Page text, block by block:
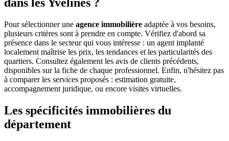
dans les Yvelines ?
Pour sélectionner une agence immobilière adaptée à vos besoins,
plusieurs critères sont à prendre en compte. Vérifiez d'abord sa
présence dans le secteur qui vous intéresse : un agent implanté
localement maîtrise les prix, les tendances et les particularités des
quartiers. Consultez également les avis de clients précédents,
disponibles sur la fiche de chaque professionnel. Enfin, n'hésitez pas
à comparer les services proposés : estimation gratuite,
accompagnement juridique, ou encore visites virtuelles.
Les spécificités immobilières du
département